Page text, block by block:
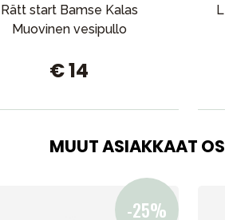
Rätt start Bamse Kalas
Muovinen vesipullo
€ 14
MUUT ASIAKKAAT